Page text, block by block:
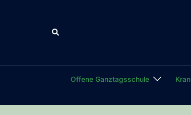
Suche
Offene Ganztagsschule